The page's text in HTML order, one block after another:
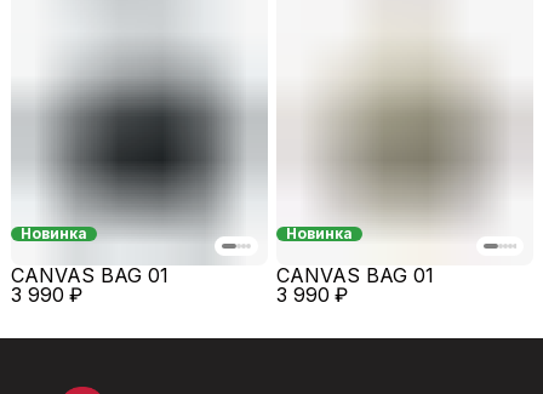
Новинка
3 990 ₽
CANVAS BAG 01
Новинка
3 990 ₽
CANVAS BAG 01